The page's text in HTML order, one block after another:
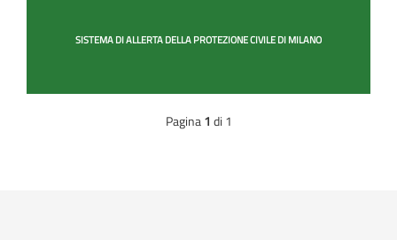
SISTEMA DI ALLERTA DELLA PROTEZIONE CIVILE DI MILANO
Pagina1 di 1